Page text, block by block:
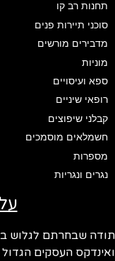
תחנות רב קו
סוכני תיירות פנים
מדבירים מורשים
מוניות
ספא ועיסויים
רופאי שיניים
קבלני שיפוצים
חשמלאים מוסמכים
מספרות
נגרים ונגריות
שבחרתם לגלוש
העסקים הגדול